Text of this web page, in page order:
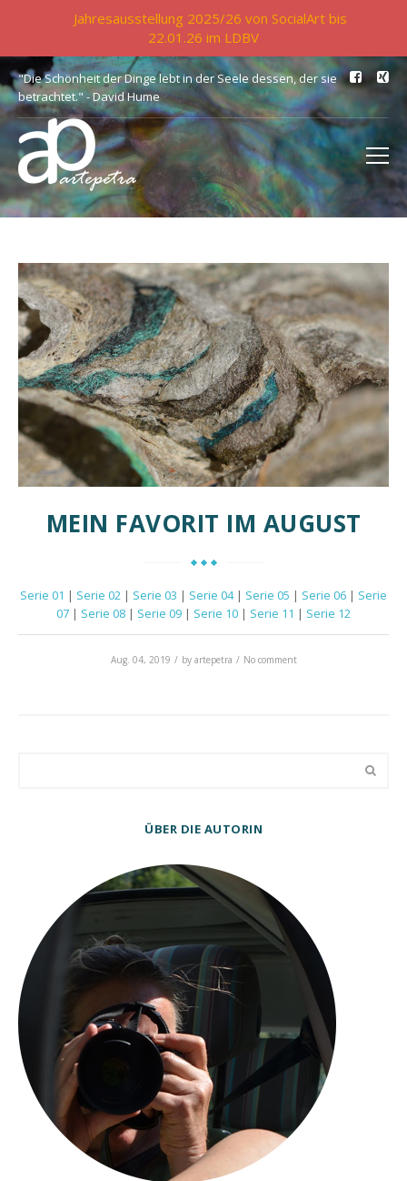
"Die Schönheit der Dinge lebt in der Seele dessen, der sie
betrachtet." - David Hume
MEIN FAVORIT IM AUGUST
Serie 01 | Serie 02 | Serie 03 | Serie 04| Serie 05 | Serie 06 | Serie
07 | Serie 08 | Serie 09 | Serie 10 | Serie 11 | Serie 12
Aug. 04, 2019 by artepetra No comment
ÜBER DIE AUTORIN
Jahresausstellung 2025/26 von SocialArt bis
22.01.26 im LDBV